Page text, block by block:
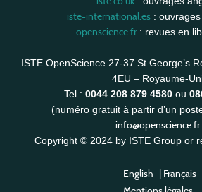
iste-international.es: ouvrages
openscience.fr: revues en
ISTE OpenScience 27-37 St George’s
4EU – Royaume-
Tel : 0044 208 879 4580 ou
(numéro gratuit à partir d’un
info@openscience.fr
Copyright © 2024 by ISTE Group or
English | Français